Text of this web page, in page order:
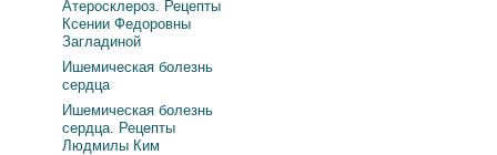
Атеросклероз. Рецепты
Ксении Федоровны
Загладиной
Ишемическая болезнь
сердца
Ишемическая болезнь
сердца. Рецепты
Людмилы Ким